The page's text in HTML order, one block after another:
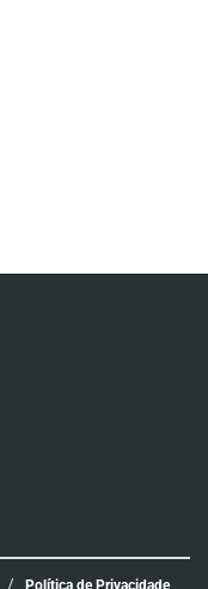
Política de Privacidade